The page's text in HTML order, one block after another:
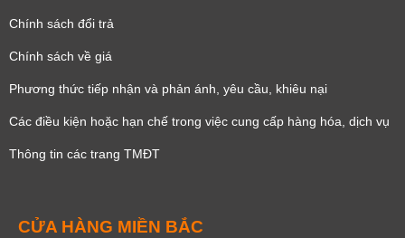
Chính sách đổi trả
Chính sách về giá
Phương thức tiếp nhận và phản ánh, yêu cầu, khiêu nại
Các điều kiện hoặc hạn chế trong việc cung cấp hàng hóa, dịch vụ
Thông tin các trang TMĐT
CỬA HÀNG MIỀN BẮC